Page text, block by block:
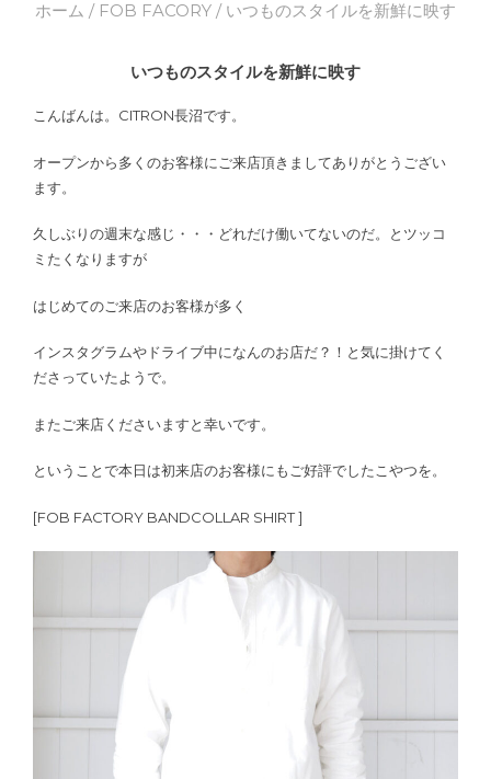
ホーム / FOB FACORY / いつものスタイルを新鮮に映す
いつものスタイルを新鮮に映す
こんばんは。CITRON長沼です。
オープンから多くのお客様にご来店頂きましてありがとうござい
ます。
久しぶりの週末な感じ・・・どれだけ働いてないのだ。とツッコ
ミたくなりますが
はじめてのご来店のお客様が多く
インスタグラムやドライブ中になんのお店だ？！と気に掛けてく
ださっていたようで。
またご来店くださいますと幸いです。
ということで本日は初来店のお客様にもご好評でしたこやつを。
[FOB FACTORY BANDCOLLAR SHIRT ]